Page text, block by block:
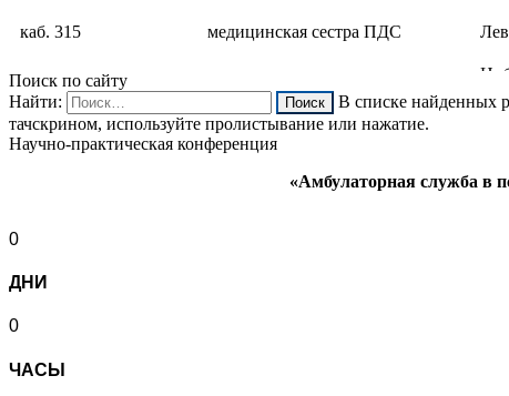
каб. 315 медицинская сестра ПДС
каб. 315
процедурная ПСД
Поиск по сайту
Найти:
В списке найденных
тачскрином, используйте пролистывание или нажатие.
Научно-практическая конференция
«Амбулаторная служба в
0
ДНИ
0
ЧАСЫ